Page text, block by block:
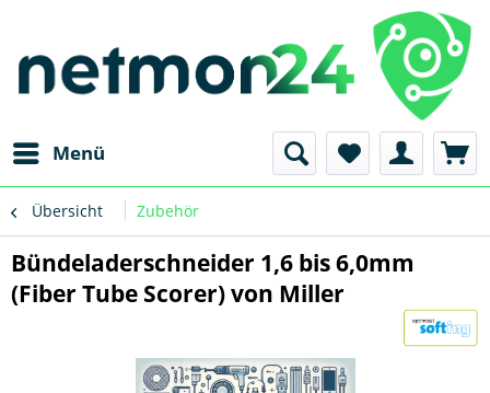
Menü
Übersicht Zubehör
Bündeladerschneider 1,6 bis 6,0mm
(Fiber Tube Scorer) von Miller